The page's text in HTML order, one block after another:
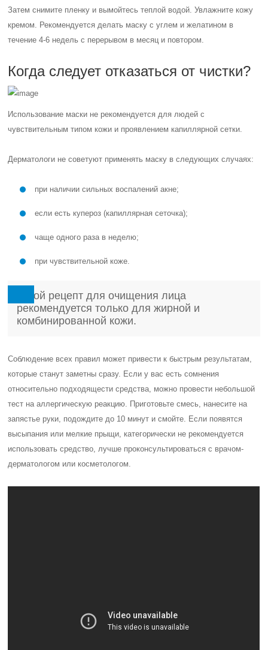
Затем снимите пленку и вымойтесь теплой водой. Увлажните кожу
кремом. Рекомендуется делать маску с углем и желатином в
течение 4-6 недель с перерывом в месяц и повтором.
Когда следует отказаться от чистки?
Использование маски не рекомендуется для людей с
чувствительным типом кожи и проявлением капиллярной сетки.
Дерматологи не советуют применять маску в следующих случаях:
при наличии сильных воспалений акне;
если есть купероз (капиллярная сеточка);
чаще одного раза в неделю;
при чувствительной коже.
Такой рецепт для очищения лица
рекомендуется только для жирной и
комбинированной кожи.
Соблюдение всех правил может привести к быстрым результатам,
которые станут заметны сразу. Если у вас есть сомнения
относительно подходящести средства, можно провести небольшой
тест на аллергическую реакцию. Приготовьте смесь, нанесите на
запястье руки, подождите до 10 минут и смойте. Если появятся
высыпания или мелкие прыщи, категорически не рекомендуется
использовать средство, лучше проконсультироваться с врачом-
дерматологом или косметологом.